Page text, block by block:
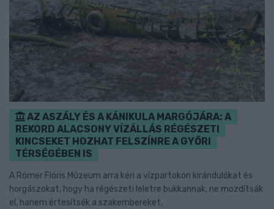
AZ ASZÁLY ÉS A KÁNIKULA MARGÓJÁRA: A
REKORD ALACSONY VÍZÁLLÁS RÉGÉSZETI
KINCSEKET HOZHAT FELSZÍNRE A GYŐRI
TÉRSÉGÉBEN IS
A Rómer Flóris Múzeum arra kéri a vízpartokon kirándulókat és
horgászokat, hogy ha régészeti leletre bukkannak, ne mozdítsák
el, hanem értesítsék a szakembereket.